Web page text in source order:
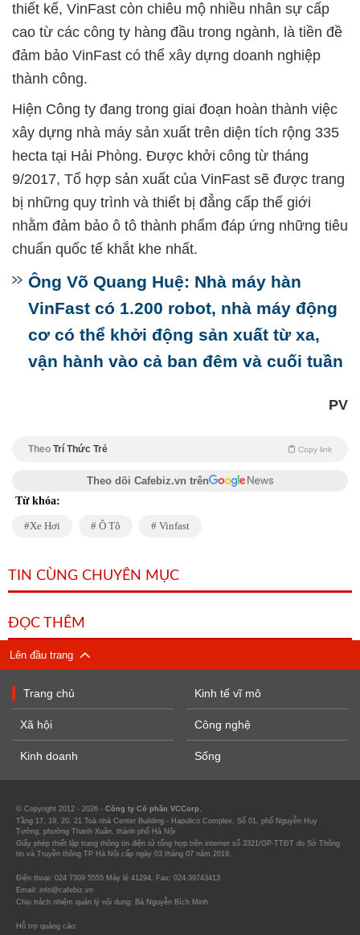
thiết kế, VinFast còn chiêu mộ nhiều nhân sự cấp
cao từ các công ty hàng đầu trong ngành, là tiền đề
đảm bảo VinFast có thể xây dựng doanh nghiệp
thành công.
Hiện Công ty đang trong giai đoạn hoàn thành việc
xây dựng nhà máy sản xuất trên diện tích rộng 335
hecta tại Hải Phòng. Được khởi công từ tháng
9/2017, Tổ hợp sản xuất của VinFast sẽ được trang
bị những quy trình và thiết bị đẳng cấp thế giới
nhằm đảm bảo ô tô thành phẩm đáp ứng những tiêu
chuẩn quốc tế khắt khe nhất.
Ông Võ Quang Huệ: Nhà máy hàn
VinFast có 1.200 robot, nhà máy động
cơ có thể khởi động sản xuất từ xa,
vận hành vào cả ban đêm và cuối tuần
PV
Theo Trí Thức Trẻ Copy link
Theo dõi Cafebiz.vn trên
Từ khóa:
Xe Hơi Ô Tô Vinfast
TIN CÙNG CHUYÊN MỤC
ĐỌC THÊM
Lên đầu trang
Trang chủ
Xã hội
Kinh doanh
Kinh tế vĩ mô
Công nghệ
Sống
© Copyright 2012 - 2026 - Công ty Cổ phần VCCorp.
Tầng 17, 19, 20, 21 Toà nhà Center Building - Hapulico Complex, Số 01, phố Nguyễn Huy
Tưởng, phường Thanh Xuân, thành phố Hà Nội
Giấy phép thiết lập trang thông tin điện tử tổng hợp trên internet số 3321/GP-TTĐT do Sở Thông
tin và Truyền thông TP Hà Nội cấp ngày 03 tháng 07 năm 2019.
Điện thoại: 024 7309 5555 Máy lẻ 41294. Fax: 024-39743413
Email: info@cafebiz.vn
Chịu trách nhiệm quản lý nội dung: Bà Nguyễn Bích Minh
Hỗ trợ quảng cáo: